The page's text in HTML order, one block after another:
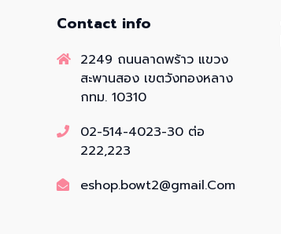
Contact info
2249 ถนนลาดพร้าว แขวง
สะพานสอง เขตวังทองหลาง
กทม. 10310
02-514-4023-30 ต่อ
222,223
eshop.bowt2@gmail.Com